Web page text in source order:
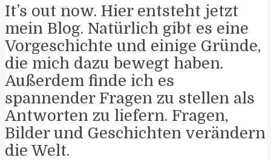
It’s out now. Hier entsteht jetzt
mein Blog. Natürlich gibt es eine
Vorgeschichte und einige Gründe,
die mich dazu bewegt haben.
Außerdem finde ich es
spannender Fragen zu stellen als
Antworten zu liefern. Fragen,
Bilder und Geschichten verändern
die Welt.